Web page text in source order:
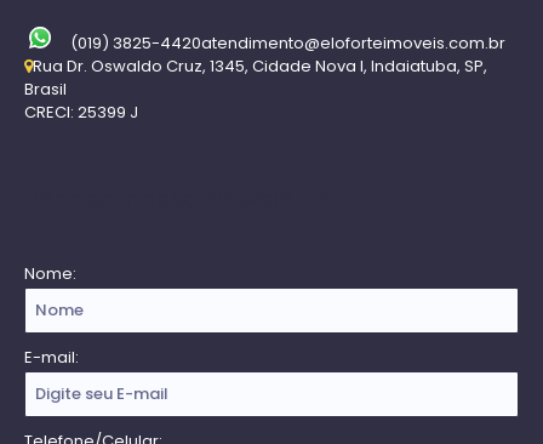
(019) 3825-4420atendimento@eloforteimoveis.com.br
Rua Dr. Oswaldo Cruz, 1345, Cidade Nova I, Indaiatuba, SP,
Brasil
CRECI: 25399 J
Nome:
E-mail: